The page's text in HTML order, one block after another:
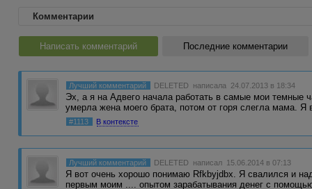
Комментарии
Написать комментарий Последние комментарии
Лучший комментарий DELETED написала 24.07.2013 в 18:34
Эх, а я на Адвего начала работать в самые мои темные
умерла жена моего брата, потом от горя слегла мама. Я
#1113 В контексте
Лучший комментарий DELETED написал 15.06.2014 в 07:13
Я вот очень хорошо понимаю Rfkbyjdbx. Я свалился и
первым моим .... опытом зарабатывания денег с